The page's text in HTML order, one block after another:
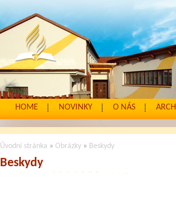
HOME NOVINKY O NÁS
Úvodní stránka » Obrázky» Beskydy
Beskydy